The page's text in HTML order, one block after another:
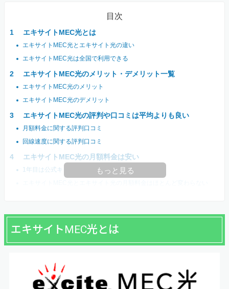
目次
エキサイトMEC光とは
エキサイトMEC光とエキサイト光の違い
エキサイトMEC光は全国で利用できる
エキサイトMEC光のメリット・デメリット一覧
エキサイトMEC光のメリット
エキサイトMEC光のデメリット
エキサイトMEC光の評判や口コミは平均よりも良い
月額料金に関する評判口コミ
回線速度に関する評判口コミ
エキサイトMEC光の月額料金は安い
1年目は公式キャンペーンで割引される
もっと見る
エキサイトMEC光とは